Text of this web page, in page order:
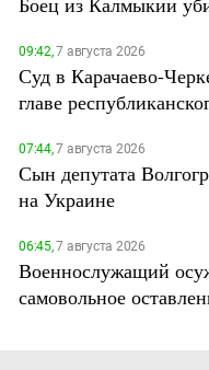
09:42,7 августа 2026
Суд в Карачаево-
главе
07:44,7 августа 2026
Сын депутата
на Украине
06:45,7 августа 2026
Военнослужащий
самовольное